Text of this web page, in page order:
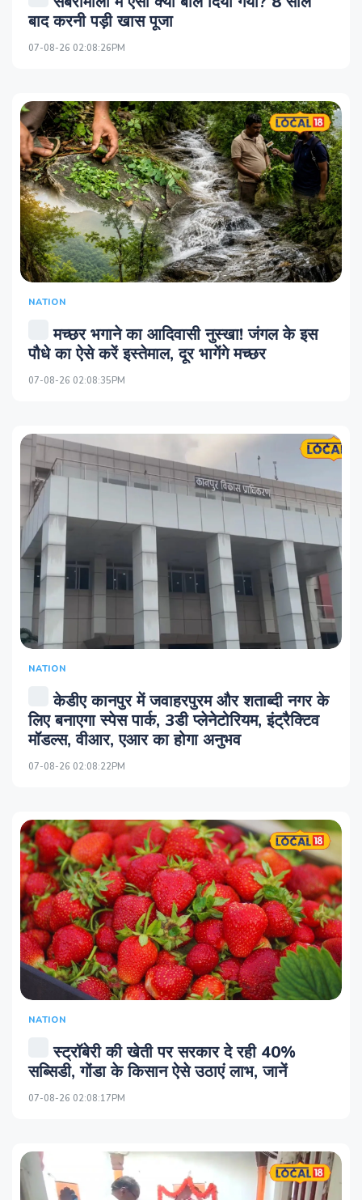
बाद करनी पड़ी खास पूजा
07-08-26 02:08:26PM
NATION
मच्छर भगाने का आदिवासी नुस्खा! जंगल के इस
पौधे का ऐसे करें इस्तेमाल, दूर भागेंगे मच्छर
07-08-26 02:08:35PM
NATION
केडीए कानपुर में जवाहरपुरम और शताब्दी नगर के
लिए बनाएगा स्पेस पार्क, 3डी प्लेनेटोरियम, इंट्रैक्टिव
मॉडल्स, वीआर, एआर का होगा अनुभव
07-08-26 02:08:22PM
NATION
स्ट्रॉबेरी की खेती पर सरकार दे रही 40%
सब्सिडी, गोंडा के किसान ऐसे उठाएं लाभ, जानें
07-08-26 02:08:17PM